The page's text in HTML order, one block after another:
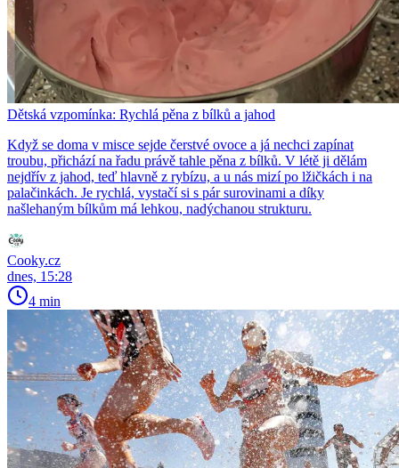
Dětská vzpomínka: Rychlá pěna z bílků a jahod
Když se doma v misce sejde čerstvé ovoce a já nechci zapínat
troubu, přichází na řadu právě tahle pěna z bílků. V létě ji dělám
nejdřív z jahod, teď hlavně z rybízu, a u nás mizí po lžičkách i na
palačinkách. Je rychlá, vystačí si s pár surovinami a díky
našlehaným bílkům má lehkou, nadýchanou strukturu.
Cooky.cz
dnes, 15:28
4 min